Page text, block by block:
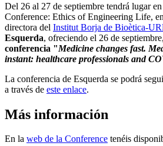
Del 26 al 27 de septiembre tendrá lugar
Conference: Ethics of Engineering Life,
directora del Institut Borja de Bioètica-
Esquerda, ofreciendo el 26 de
conferencia "Medicine changes fast.
instant: healthcare professionals and
La conferencia de Esquerda se podrá
a través de este enlace.
Más información
En la web de la Conference tenéis